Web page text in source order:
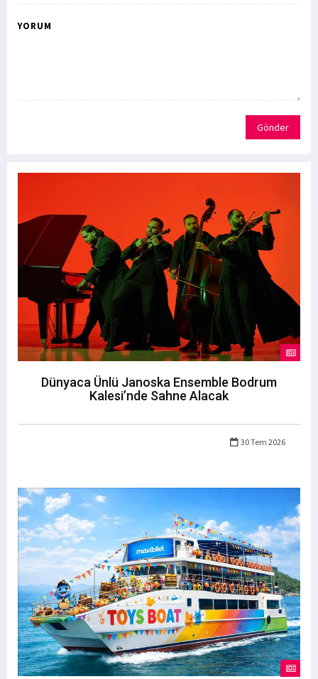
YORUM
Gönder
Dünyaca Ünlü Janoska Ensemble Bodrum
Kalesi’nde Sahne Alacak
30 Tem 2026